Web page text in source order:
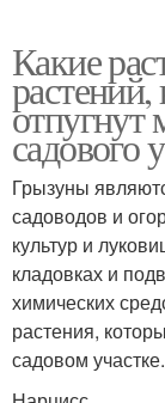
Какие
садового
Грызуны
садоводов и
культур и
кладовках и
химических
растения,
садовом участке.